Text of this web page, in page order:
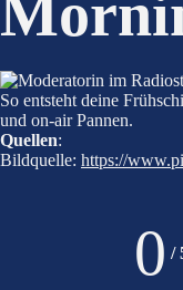
So entsteht deine
und on-air Pannen.
Quellen:
Bildquelle: https://
0 /